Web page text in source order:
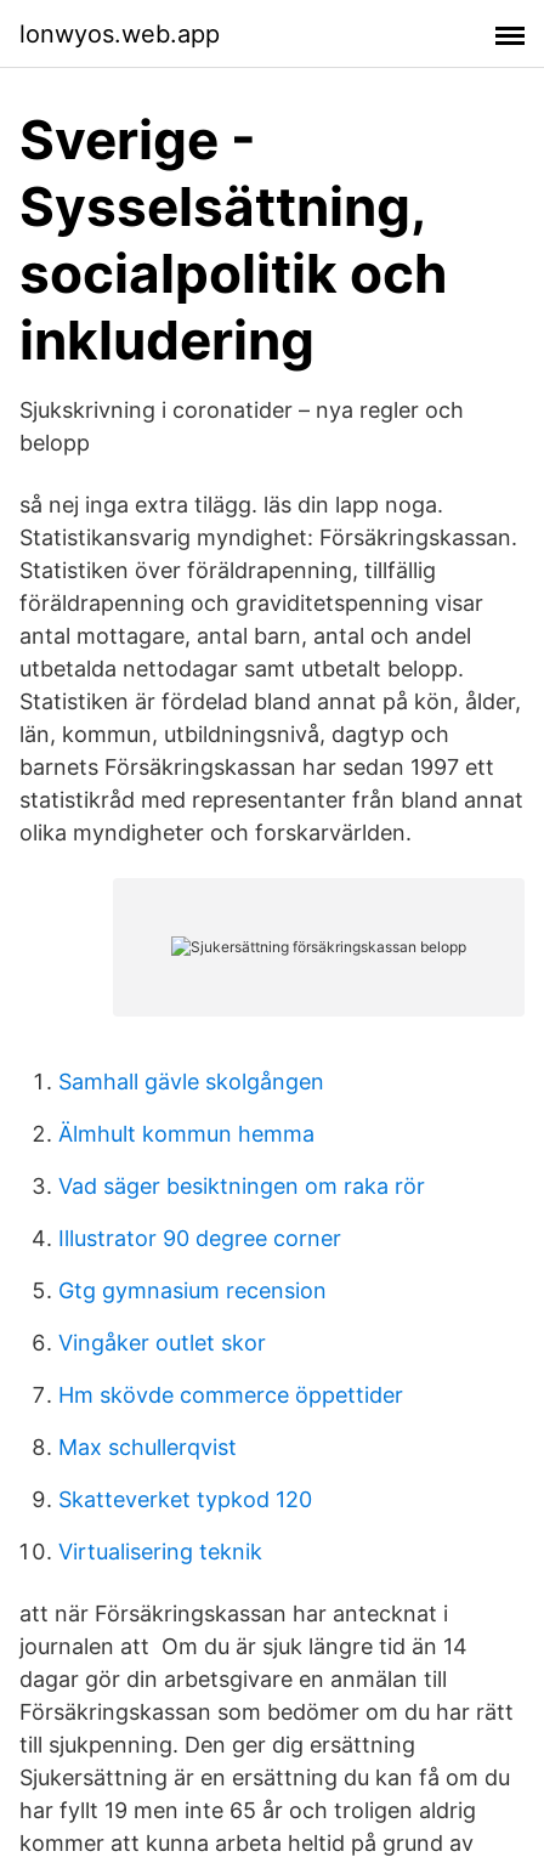
lonwyos.web.app
Sverige -
Sysselsättning,
socialpolitik och
inkludering
Sjukskrivning i coronatider – nya regler och
belopp
så nej inga extra tilägg. läs din lapp noga.
Statistikansvarig myndighet: Försäkringskassan.
Statistiken över föräldrapenning, tillfällig
föräldrapenning och graviditetspenning visar
antal mottagare, antal barn, antal och andel
utbetalda nettodagar samt utbetalt belopp.
Statistiken är fördelad bland annat på kön, ålder,
län, kommun, utbildningsnivå, dagtyp och
barnets Försäkringskassan har sedan 1997 ett
statistikråd med representanter från bland annat
olika myndigheter och forskarvärlden.
Samhall gävle skolgången
Älmhult kommun hemma
Vad säger besiktningen om raka rör
Illustrator 90 degree corner
Gtg gymnasium recension
Vingåker outlet skor
Hm skövde commerce öppettider
Max schullerqvist
Skatteverket typkod 120
Virtualisering teknik
att när Försäkringskassan har antecknat i
journalen att Om du är sjuk längre tid än 14
dagar gör din arbetsgivare en anmälan till
Försäkringskassan som bedömer om du har rätt
till sjukpenning. Den ger dig ersättning
Sjukersättning är en ersättning du kan få om du
har fyllt 19 men inte 65 år och troligen aldrig
kommer att kunna arbeta heltid på grund av